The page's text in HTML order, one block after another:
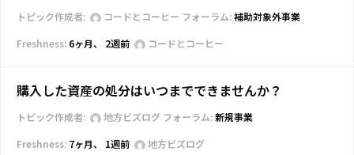
トピック作成者: コードとコーヒー フォーラム:補助対象外事業
6ヶ月、 2週前
コードとコーヒー
購入した資産の処分はいつまでできませんか？
トピック作成者: 地方ビズログ フォーラム:新規事業
7ヶ月、 1週前
地方ビズログ